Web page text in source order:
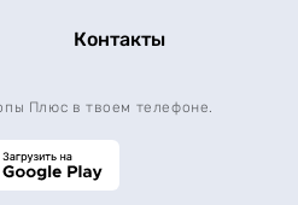
Контакты
Плюс в твоем телефоне.